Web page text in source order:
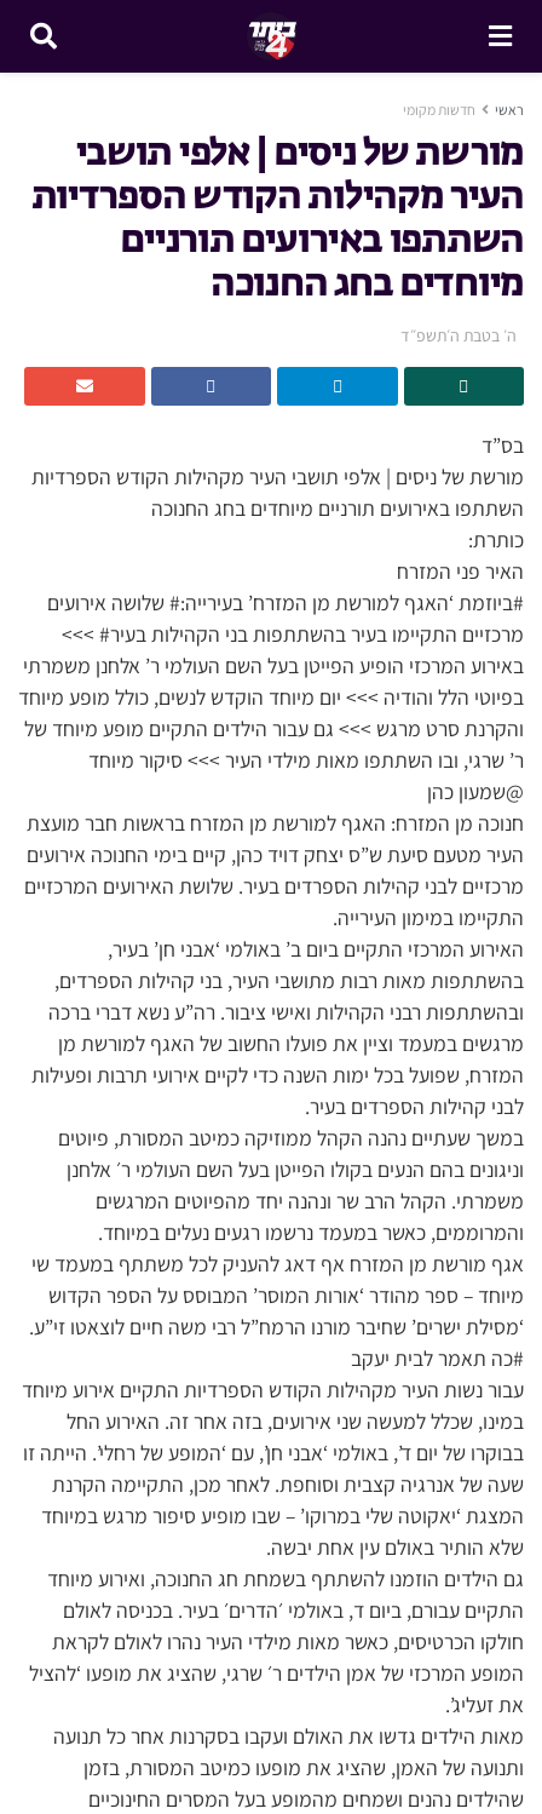
ראשי חדשות מקומי
מורשת של ניסים | אלפי תושבי
העיר מקהילות הקודש הספרדיות
השתתפו באירועים תורניים
מיוחדים בחג החנוכה
ה׳ בטבת ה׳תשפ״ד
בס”ד
מורשת של ניסים | אלפי תושבי העיר מקהילות הקודש הספרדיות
השתתפו באירועים תורניים מיוחדים בחג החנוכה
כותרת:
האיר פני המזרח
#ביוזמת ‘האגף למורשת מן המזרח’ בעירייה:# שלושה אירועים
מרכזיים התקיימו בעיר בהשתתפות בני הקהילות בעיר# >>>
באירוע המרכזי הופיע הפייטן בעל השם העולמי ר’ אלחנן משמרתי
בפיוטי הלל והודיה >>> יום מיוחד הוקדש לנשים, כולל מופע מיוחד
והקרנת סרט מרגש >>> גם עבור הילדים התקיים מופע מיוחד של
ר’ שרגי, ובו השתתפו מאות מילדי העיר >>> סיקור מיוחד
@שמעון כהן
חנוכה מן המזרח: האגף למורשת מן המזרח בראשות חבר מועצת
העיר מטעם סיעת ש”ס יצחק דויד כהן, קיים בימי החנוכה אירועים
מרכזיים לבני קהילות הספרדים בעיר. שלושת האירועים המרכזיים
התקיימו במימון העירייה.
האירוע המרכזי התקיים ביום ב’ באולמי ‘אבני חן’ בעיר,
בהשתתפות מאות רבות מתושבי העיר, בני קהילות הספרדים,
ובהשתתפות רבני הקהילות ואישי ציבור. רה”ע נשא דברי ברכה
מרגשים במעמד וציין את פועלו החשוב של האגף למורשת מן
המזרח, שפועל בכל ימות השנה כדי לקיים אירועי תרבות ופעילות
לבני קהילות הספרדים בעיר.
במשך שעתיים נהנה הקהל ממוזיקה כמיטב המסורת, פיוטים
וניגונים בהם הנעים בקולו הפייטן בעל השם העולמי ר׳ אלחנן
משמרתי. הקהל הרב שר ונהנה יחד מהפיוטים המרגשים
והמרוממים, כאשר במעמד נרשמו רגעים נעלים במיוחד.
אגף מורשת מן המזרח אף דאג להעניק לכל משתתף במעמד שי
מיוחד – ספר מהודר ‘אורות המוסר’ המבוסס על הספר הקדוש
‘מסילת ישרים’ שחיבר מורנו הרמח”ל רבי משה חיים לוצאטו זי”ע.
#כה תאמר לבית יעקב
עבור נשות העיר מקהילות הקודש הספרדיות התקיים אירוע מיוחד
במינו, שכלל למעשה שני אירועים, בזה אחר זה. האירוע החל
בבוקרו של יום ד’, באולמי ‘אבני חן’, עם ‘המופע של רחלי’. הייתה זו
שעה של אנרגיה קצבית וסוחפת. לאחר מכן, התקיימה הקרנת
המצגת ‘יאקוטה שלי במרוקו’ – שבו מופיע סיפור מרגש במיוחד
שלא הותיר באולם עין אחת יבשה.
גם הילדים הוזמנו להשתתף בשמחת חג החנוכה, ואירוע מיוחד
התקיים עבורם, ביום ד, באולמי ׳הדרים׳ בעיר. בכניסה לאולם
חולקו הכרטיסים, כאשר מאות מילדי העיר נהרו לאולם לקראת
המופע המרכזי של אמן הילדים ר׳ שרגי, שהציג את מופעו ‘להציל
את זעליג’.
מאות הילדים גדשו את האולם ועקבו בסקרנות אחר כל תנועה
ותנועה של האמן, שהציג את מופעו כמיטב המסורת, בזמן
שהילדים נהנים ושמחים מהמופע בעל המסרים החינוכיים